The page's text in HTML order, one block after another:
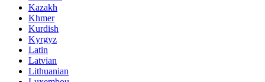
Kazakh
Khmer
Kurdish
Kyrgyz
Latin
Latvian
Lithuanian